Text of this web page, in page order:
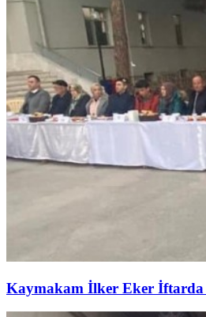
Kaymakam İlker Eker İftarda